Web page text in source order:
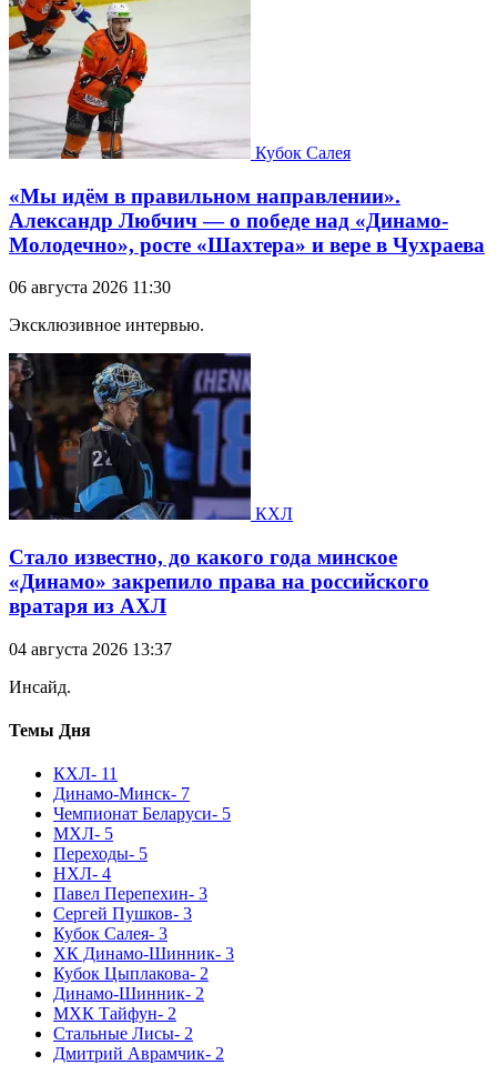
Кубок Салея
«Мы идём в правильном направлении».
Александр Любчич — о победе над «Динамо-
Молодечно», росте «Шахтера» и вере в Чухраева
06 августа 2026 11:30
Эксклюзивное интервью.
КХЛ
Стало известно, до какого года минское
«Динамо» закрепило права на российского
вратаря из АХЛ
04 августа 2026 13:37
Инсайд.
Темы Дня
КХЛ- 11
Динамо-Минск- 7
Чемпионат Беларуси- 5
МХЛ- 5
Переходы- 5
НХЛ- 4
Павел Перепехин- 3
Сергей Пушков- 3
Кубок Салея- 3
ХК Динамо-Шинник- 3
Кубок Цыплакова- 2
Динамо-Шинник- 2
МХК Тайфун- 2
Стальные Лисы- 2
Дмитрий Аврамчик- 2